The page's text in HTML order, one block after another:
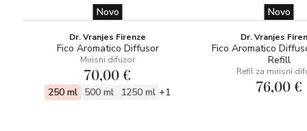
Novo
Dr. Vranjes Firenze
Fico Aromatico Diffusor
Mirisni difuzor
70,00 €
250 ml 500 ml 1250 ml +1
Novo
Dr. Vranjes
Fico Aromatico
Refill
Refil za mirisni
76,00 €